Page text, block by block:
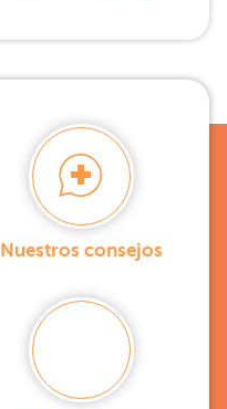
Nuestros consejos